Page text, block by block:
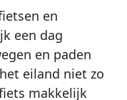
en
een dag
en paden
eiland niet zo
makkelijk